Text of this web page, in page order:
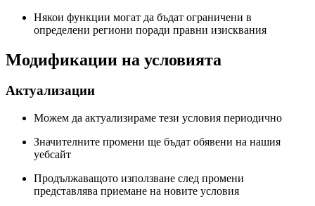
Някои функции могат да бъдат ограничени в
определени региони поради правни изисквания
Модификации на условията
Актуализации
Можем да актуализираме тези условия периодично
Значителните промени ще бъдат обявени на нашия
уебсайт
Продължаващото използване след промени
представлява приемане на новите условия